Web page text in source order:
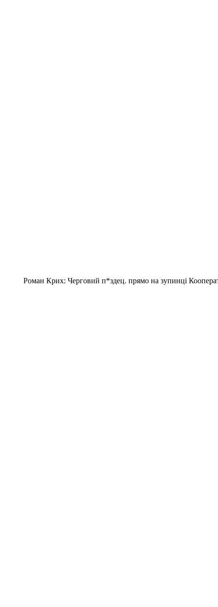
Роман Крих: Черговий п*здец. прямо на зупинці